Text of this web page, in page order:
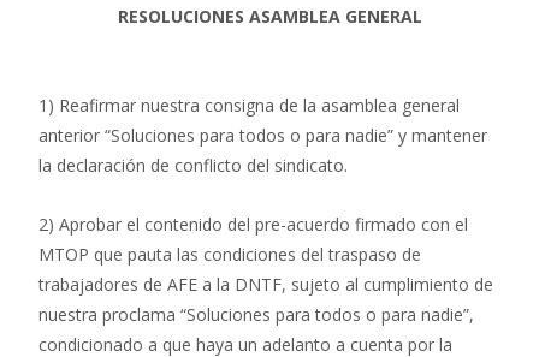
RESOLUCIONES ASAMBLEA GENERAL
1) Reafirmar nuestra consigna de la asamblea general
anterior “Soluciones para todos o para nadie” y mantener
la declaración de conflicto del sindicato.
2) Aprobar el contenido del pre-acuerdo firmado con el
MTOP que pauta las condiciones del traspaso de
trabajadores de AFE a la DNTF, sujeto al cumplimiento de
nuestra proclama “Soluciones para todos o para nadie”,
condicionado a que haya un adelanto a cuenta por la